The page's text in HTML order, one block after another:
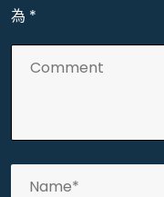
為 *